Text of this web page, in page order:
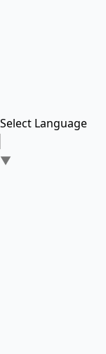
Select Language
▼